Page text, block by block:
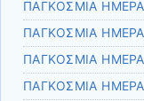
ΠΑΓΚΟΣΜΙΑ
ΠΑΓΚΟΣΜΙΑ ΗΜΕΡΑ
ΠΑΓΚΟΣΜΙΑ
ΠΑΓΚΟΣΜΙΑ ΗΜΕΡΑ